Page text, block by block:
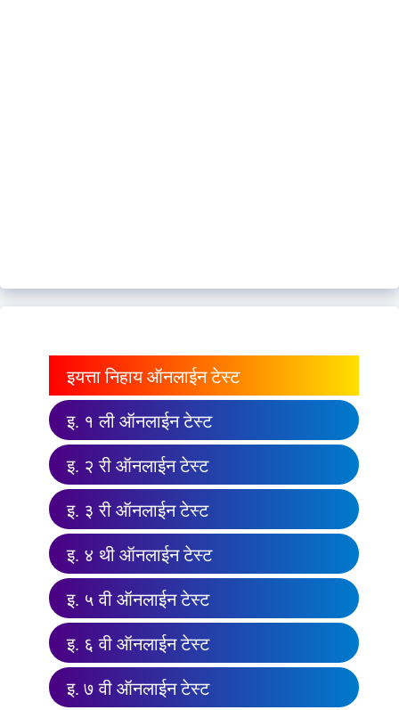
इयत्ता निहाय ऑनलाईन टेस्ट
इ. १ ली ऑनलाईन टेस्ट
इ. २ री ऑनलाईन टेस्ट
इ. ३ री ऑनलाईन टेस्ट
इ. ४ थी ऑनलाईन टेस्ट
इ. ५ वी ऑनलाईन टेस्ट
इ. ६ वी ऑनलाईन टेस्ट
इ. ७ वी ऑनलाईन टेस्ट